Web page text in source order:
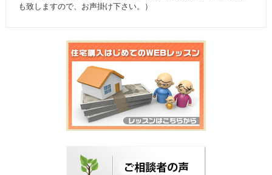
も致しますので、お声掛け下さい。）